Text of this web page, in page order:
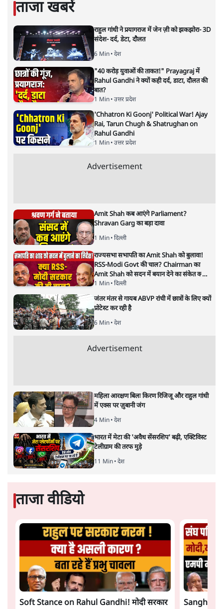
ताजा खबरें
राहुल गांधी ने प्रयागराज में जेन ज़ी को झकझोरा- 3D
संदेश- दर्द, डेटा, दौलत
6 Min• देश
"40 करोड़ युवाओं की ताकत!" Prayagraj में
Rahul Gandhi ने क्यों कही दर्द, डाटा, दौलत की
बात?
1 Min• उत्तर प्रदेश
'Chhatron Ki Goonj' Political War! Ajay
Rai, Tarun Chugh & Shatrughan on
Rahul Gandhi
1 Min• उत्तर प्रदेश
Advertisement
Amit Shah कब आएंगे Parliament?
Shravan Garg का बड़ा दावा
1 Min• दिल्ली
राज्यसभा सभापति का Amit Shah को बुलावा!
RSS-Modi Govt की चाल? Chairman का
Amit Shah को सदन में बयान देने का संकेत क्यों?
Senior journalist Vinod Agnihotri ने इसे
Modi Government और RSS की संभावित
strategy से जोड़कर बड़ा सवाल उठाया है।
1 Min• दिल्ली
जंतर मंतर से गायब ABVP रांची में छात्रों के लिए क्यों
प्रोटेस्ट कर रही है
6 Min• देश
Advertisement
महिला आरक्षण बिलः किरण रिजिजू और राहुल गांधी
में एक्स पर ज़ुबानी जंग
4 Min• देश
भारत में मेटा की 'अवैध सेंसरशिप' बढ़ी, एक्टिविस्ट
टेलीग्राम की तरफ मुड़े
11 Min• देश
ताजा वीडियो
Soft Stance on Rahul Gandhi! मोदी सरकार
Sangh